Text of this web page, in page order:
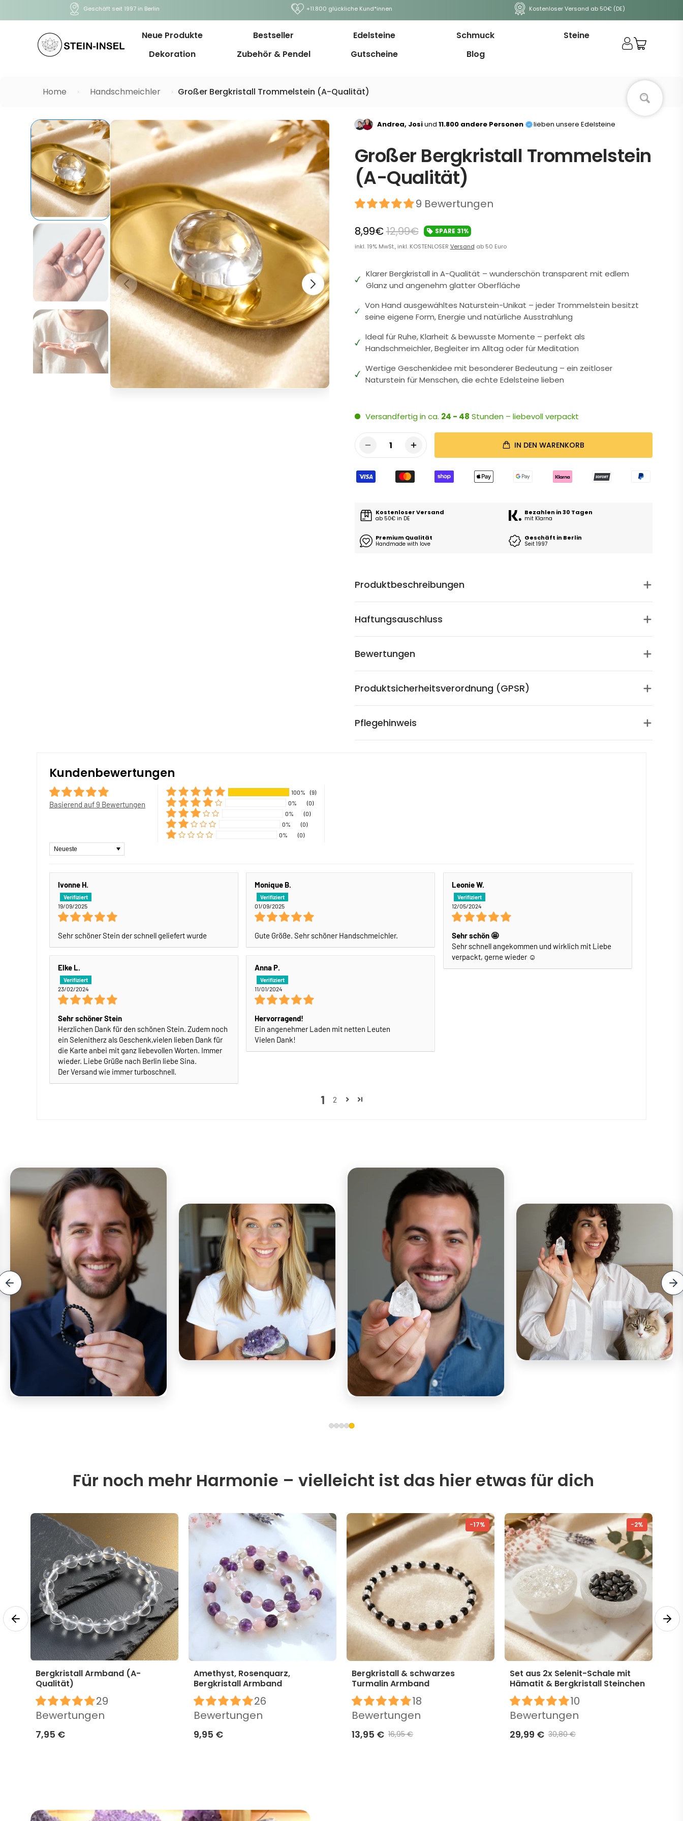
Geschäft seit 1997 in Berlin +11.800 glückliche Kund*innen Kostenloser Versand ab 50€ (DE)
Neue Produkte Bestseller Edelsteine Schmuck
Steine
Dekoration
Zubehör & Pendel Gutscheine Blog
Home Handschmeichler Großer Bergkristall Trommelstein (A-Qualität)
Andrea, Josiund 11.800 andere Personen lieben unsere Edelsteine
Großer Bergkristall Trommelstein
(A-Qualität)
9 Bewertungen
12,99€
8,99€ SPARE 31%
inkl. 19% MwSt., inkl. KOSTENLOSER Versand ab 50 Euro
Klarer Bergkristall in A-Qualität – wunderschön transparent mit edlem
Glanz und angenehm glatter Oberfläche
Von Hand ausgewähltes Naturstein-Unikat – jeder Trommelstein besitzt
seine eigene Form, Energie und natürliche Ausstrahlung
Ideal für Ruhe, Klarheit & bewusste Momente – perfekt als
Handschmeichler, Begleiter im Alltag oder für Meditation
Wertige Geschenkidee mit besonderer Bedeutung – ein zeitloser
Naturstein für Menschen, die echte Edelsteine lieben
Versandfertig in ca. 24 - 48 Stunden – liebevoll verpackt
1 IN DEN WARENKORB
Kostenloser Versand
ab 50€ in DE
Bezahlen in 30 Tagen
mit Klarna
Premium Qualität
Handmade with love
Geschäft in Berlin
Seit 1997
Produktbeschreibungen
Haftungsauschluss
Bewertungen
Produktsicherheitsverordnung (GPSR)
Pflegehinweis
Kundenbewertungen
Basierend auf 9 Bewertungen
100%
(9)
0%
(0)
0%
(0)
0%
(0)
0%
(0)
Sort by
Ivonne H.
19/09/2025
Sehr schöner Stein der schnell geliefert wurde
Monique B.
01/09/2025
Gute Größe. Sehr schöner Handschmeichler.
Leonie W.
12/05/2024
Sehr schön 🤩
Sehr schnell angekommen und wirklich mit Liebe
verpackt, gerne wieder ☺️
Elke L.
23/02/2024
Sehr schöner Stein
Herzlichen Dank für den schönen Stein. Zudem noch
ein Selenitherz als Geschenk,vielen lieben Dank für
die Karte anbei mit ganz liebevollen Worten. Immer
wieder. Liebe Grüße nach Berlin liebe Sina.
Der Versand wie immer turboschnell.
Anna P.
11/01/2024
Hervorragend!
Ein angenehmer Laden mit netten Leuten
Vielen Dank!
1 2
Für noch mehr Harmonie – vielleicht ist das hier etwas für dich
Bergkristall Armband (A-
Qualität)
29
Bewertungen
7,95 €
Amethyst, Rosenquarz,
Bergkristall Armband
26
Bewertungen
9,95 €
-17%
Bergkristall & schwarzes
Turmalin Armband
18
Bewertungen
13,95 € 16,95 €
-2%
Set aus 2x Selenit-Schale mit
Hämatit & Bergkristall Steinchen
10
Bewertungen
29,99 € 30,80 €